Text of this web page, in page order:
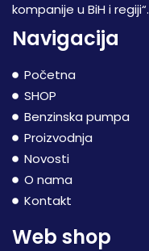
kompanije u BiH i regiji“.
Navigacija
Početna
SHOP
Benzinska pumpa
Proizvodnja
Novosti
O nama
Kontakt
Web shop